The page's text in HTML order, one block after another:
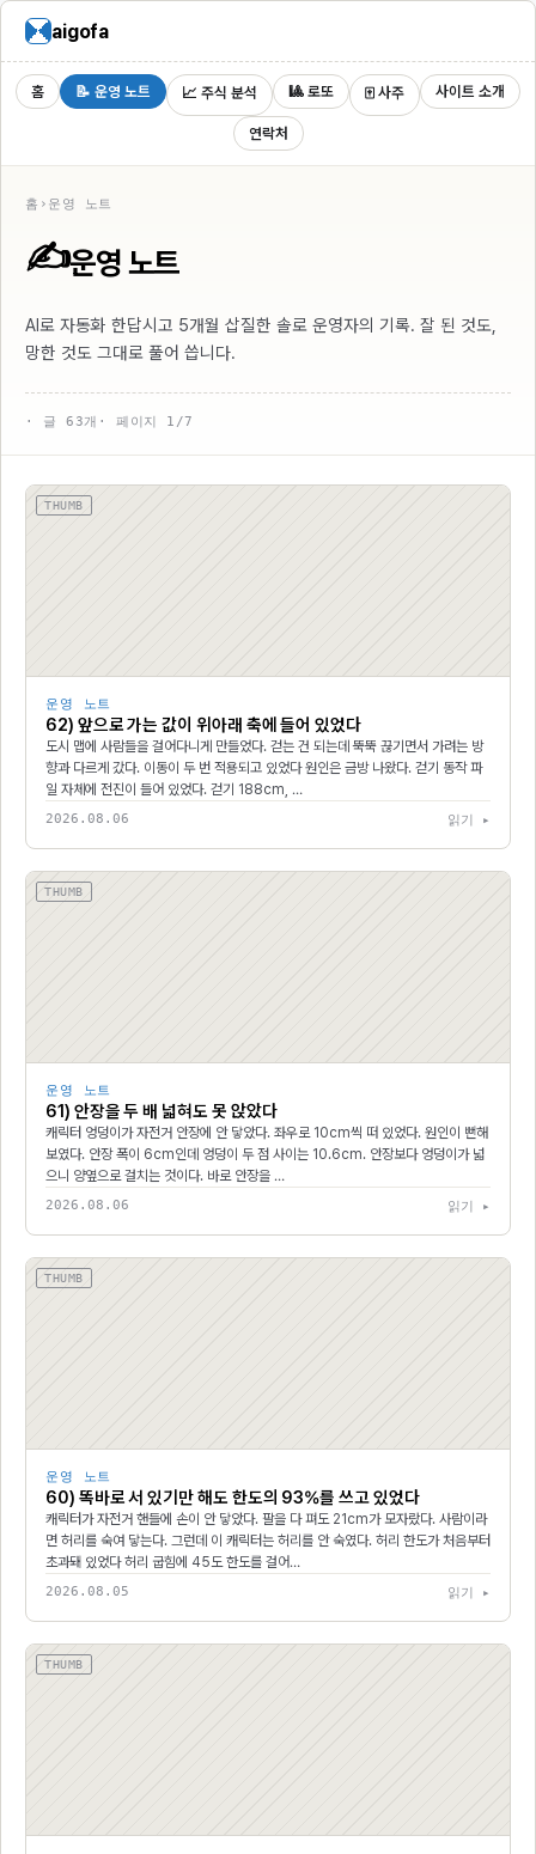
aigofa
홈 📝 운영 노트 📈 주식 분석 🎱 로또 🀄 사주 사이트 소개
연락처
홈 › 운영 노트
✍️운영 노트
AI로 자동화 한답시고 5개월 삽질한 솔로 운영자의 기록. 잘 된 것도,
망한 것도 그대로 풀어 씁니다.
· 글 63개 · 페이지 1/7
THUMB
운영 노트
62) 앞으로 가는 값이 위아래 축에 들어 있었다
도시 맵에 사람들을 걸어다니게 만들었다. 걷는 건 되는데 뚝뚝 끊기면서 가려는 방
향과 다르게 갔다. 이동이 두 번 적용되고 있었다 원인은 금방 나왔다. 걷기 동작 파
일 자체에 전진이 들어 있었다. 걷기 188cm, …
2026.08.06 읽기 ▸
THUMB
운영 노트
61) 안장을 두 배 넓혀도 못 앉았다
캐릭터 엉덩이가 자전거 안장에 안 닿았다. 좌우로 10cm씩 떠 있었다. 원인이 뻔해
보였다. 안장 폭이 6cm인데 엉덩이 두 점 사이는 10.6cm. 안장보다 엉덩이가 넓
으니 양옆으로 걸치는 것이다. 바로 안장을 …
2026.08.06 읽기 ▸
THUMB
운영 노트
60) 똑바로 서 있기만 해도 한도의 93%를 쓰고 있었다
캐릭터가 자전거 핸들에 손이 안 닿았다. 팔을 다 펴도 21cm가 모자랐다. 사람이라
면 허리를 숙여 닿는다. 그런데 이 캐릭터는 허리를 안 숙였다. 허리 한도가 처음부터
초과돼 있었다 허리 굽힘에 45도 한도를 걸어…
2026.08.05 읽기 ▸
THUMB